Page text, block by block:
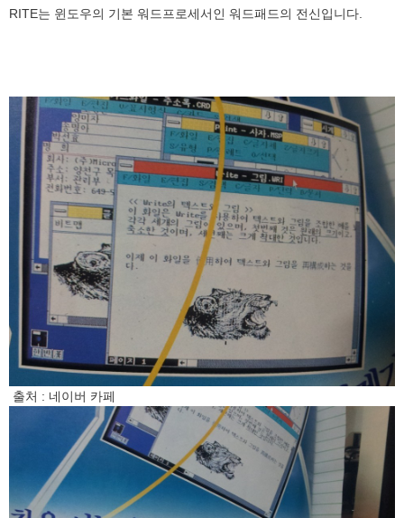
RITE는 윈도우의 기본 워드프로세서인 워드패드의 전신입니다.
출처 : 네이버 카페